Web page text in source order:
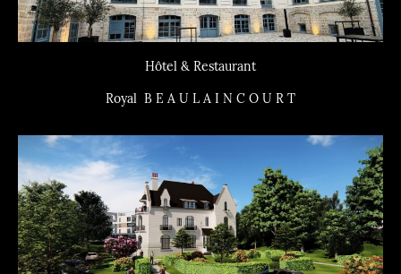
Hôtel & Restaurant
Royal B E A U L A I N C O U R T